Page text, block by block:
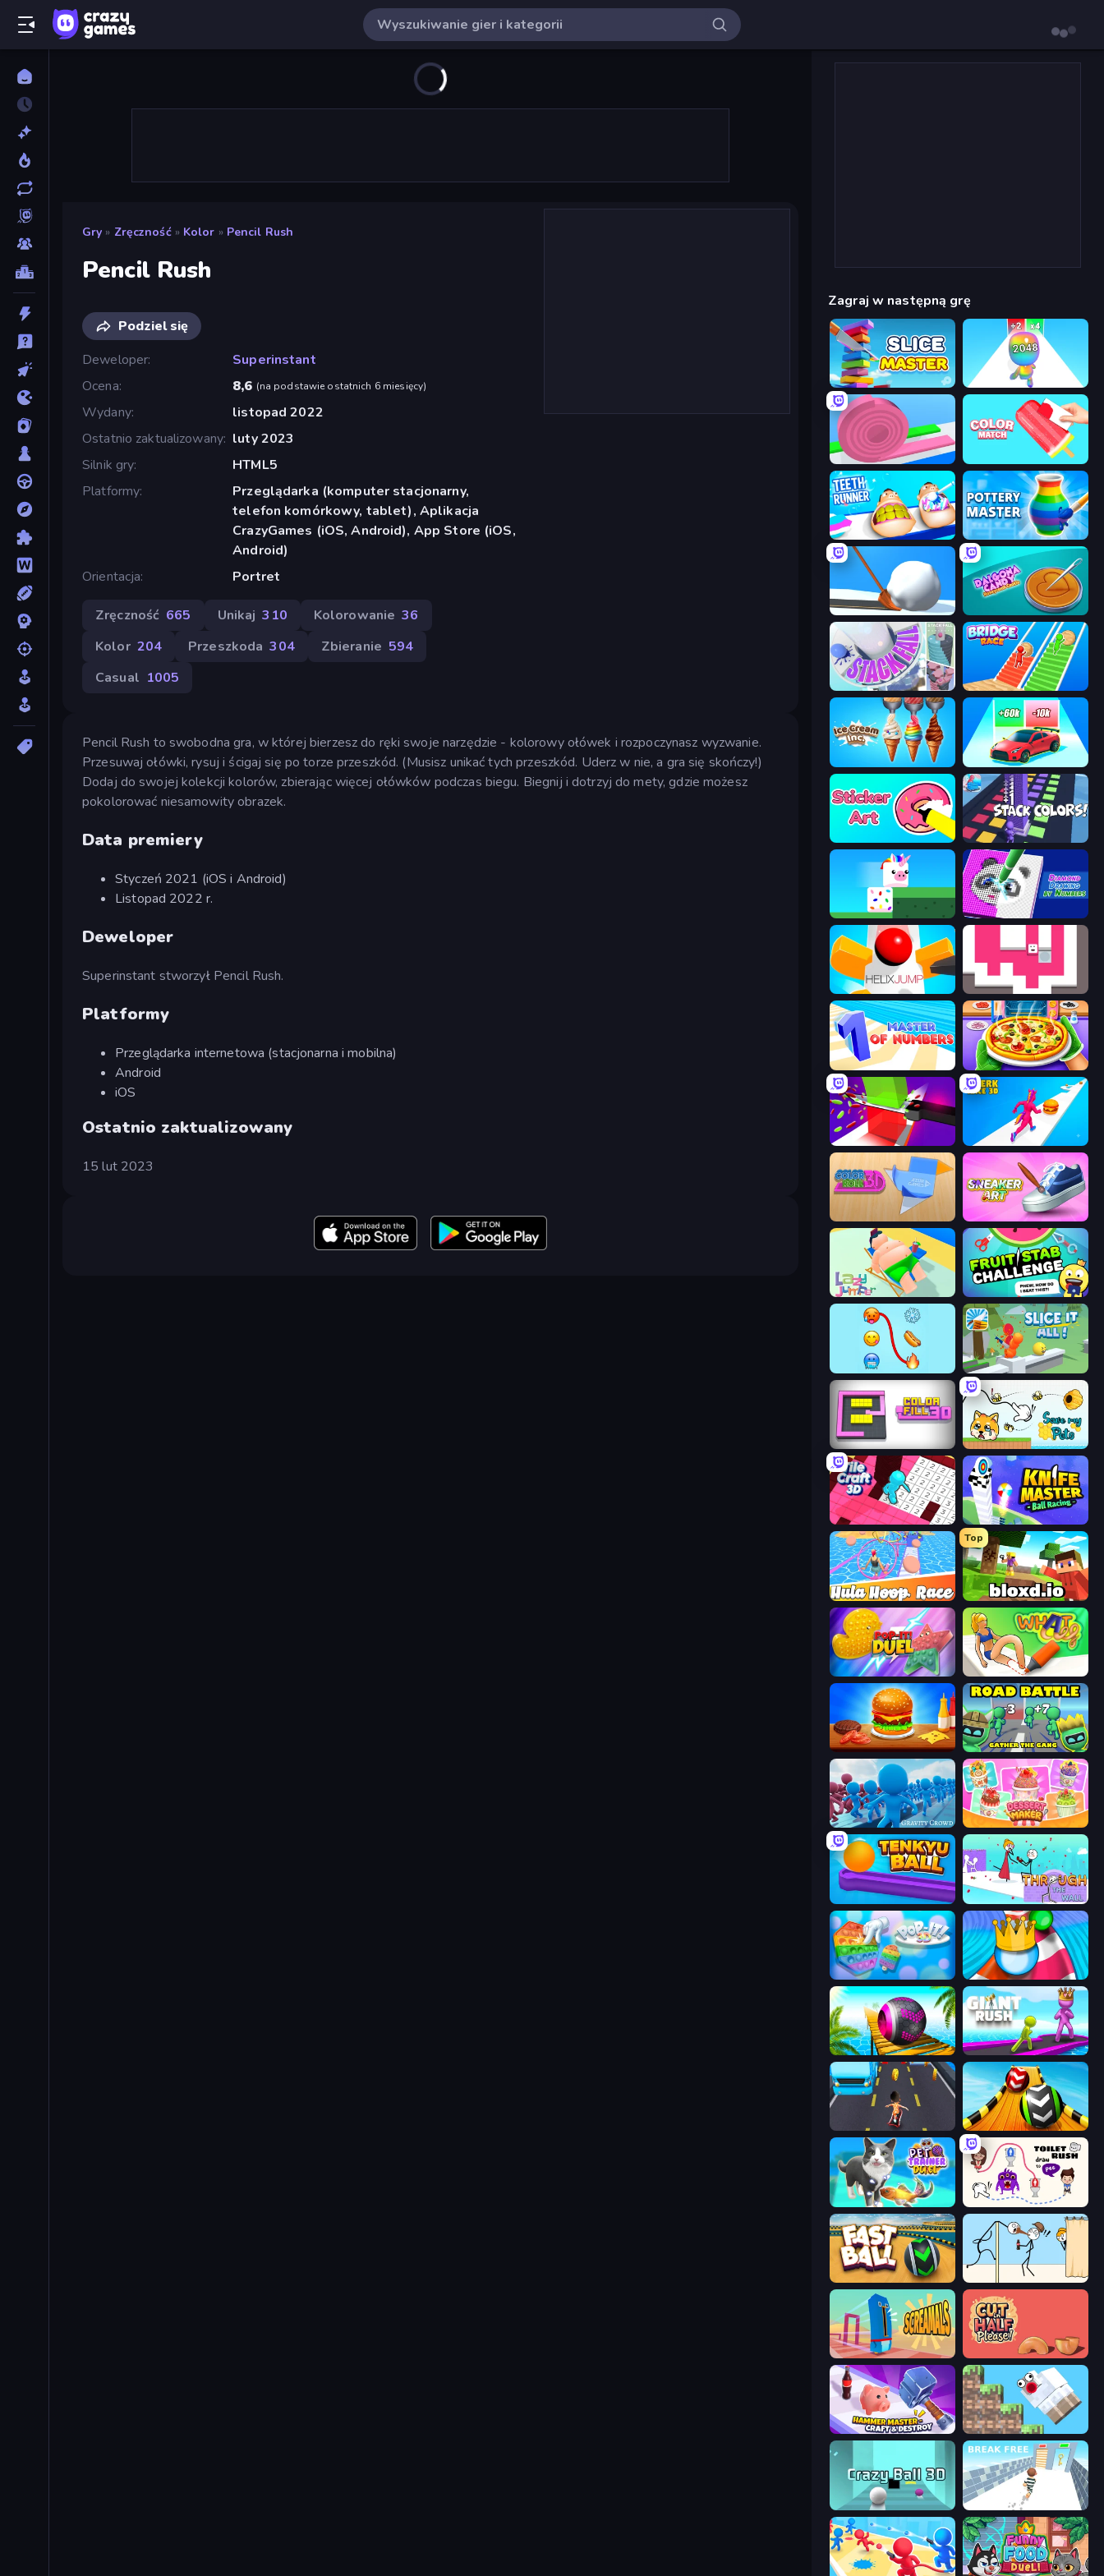
Gry » Zręczność » Kolor » Pencil Rush
Pencil Rush
Podziel się
Deweloper
Superinstant
Ocena
8,6 (na podstawie ostatnich 6 miesięcy)
Wydany
listopad 2022
Ostatnio zaktualizowany luty 2023
Silnik gry
HTML5
Platformy
Przeglądarka (komputer stacjonarny,
telefon komórkowy, tablet), Aplikacja
CrazyGames (iOS, Android), App Store (iOS,
Android)
Orientacja
Portret
Zręczność 665 Unikaj 310 Kolorowanie 36
Kolor 204 Przeszkoda 304 Zbieranie 594
Casual 1005
Pencil Rush to swobodna gra, w której bierzesz do ręki swoje narzędzie - kolorowy ołówek i rozpoczynasz wyzwanie.
Przesuwaj ołówki, rysuj i ścigaj się po torze przeszkód. (Musisz unikać tych przeszkód. Uderz w nie, a gra się skończy!)
Dodaj do swojej kolekcji kolorów, zbierając więcej ołówków podczas biegu. Biegnij i dotrzyj do mety, gdzie możesz
pokolorować niesamowity obrazek.
Data premiery
Styczeń 2021 (iOS i Android)
Listopad 2022 r.
Deweloper
Superinstant stworzył Pencil Rush.
Platformy
Przeglądarka internetowa (stacjonarna i mobilna)
Android
iOS
Ostatnio zaktualizowany
15 lut 2023
Zagraj w następną grę
Slice Master Man Runner 2048
Layers Roll
Teeth Runner Pottery Master
Shovel 3D Dalgona Candy Honeycomb Cookie
Stack Fall Bridge Race
Ice Cream Inc.
Stack Colors
Stacky Bird
Helix Jump Just Slide (Remastered)
Master of Numbers Pizza Maker
Jelly Restaurant Twerk Race 3D
Sneaker Art
Lazy Jumper Fruit Stab Challenge
Emoji Puzzle! Slice It All!
Color Fill 3D Save My Pets
Tile Craft 3D Knife Master: Ball Racing
Hula Hoop Race
Top
Bloxd.io
Pop It! Duel What a Leg
Burger Cafe Road Battle: Gather the Gang
Gravity Crowd Dessert Maker
Tenkyu Ball Through the Wall
Pop It 3D Aquapark Balls Party
Rolling Balls Sea Race Giant Rush!
Sky Balls 3D
Pet Trainer Duel
Fast Ball Jump Gomu Goman
Screamals Cut in Half, Please!
Hammer Master－Craft & Destroy! Crazy Sheep
Crazy Ball 3D Break Free